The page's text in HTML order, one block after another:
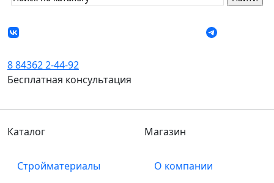
8 84362 2-44-92
Бесплатная консультация
Каталог
Стройматериалы
Магазин
О компании